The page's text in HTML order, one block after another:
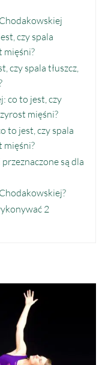
czy spala
mięśni?
czy spala tłuszcz,
co to jest, czy
mięśni?
to jest, czy spala
mięśni?
są dla
2